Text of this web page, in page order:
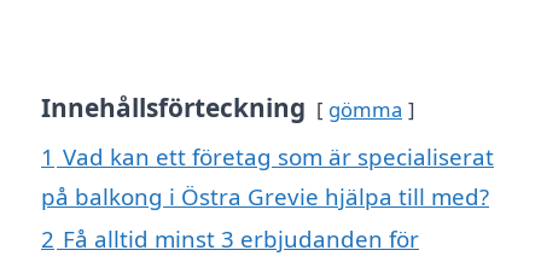
Innehållsförteckning gömma
1 Vad kan ett företag som är specialiserat
på balkong i Östra Grevie hjälpa till med?
2 Få alltid minst 3 erbjudanden för